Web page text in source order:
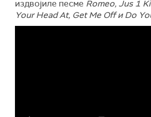
издвојиле песме Romeo, Jus 1
Your Head At, Get Me Off и Do